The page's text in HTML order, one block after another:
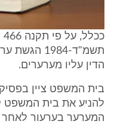
תשמ"ד-
הדין עליו מערערים.
בית המשפט ציין
להניע את בית המשפט
המערער בערעור לאחר